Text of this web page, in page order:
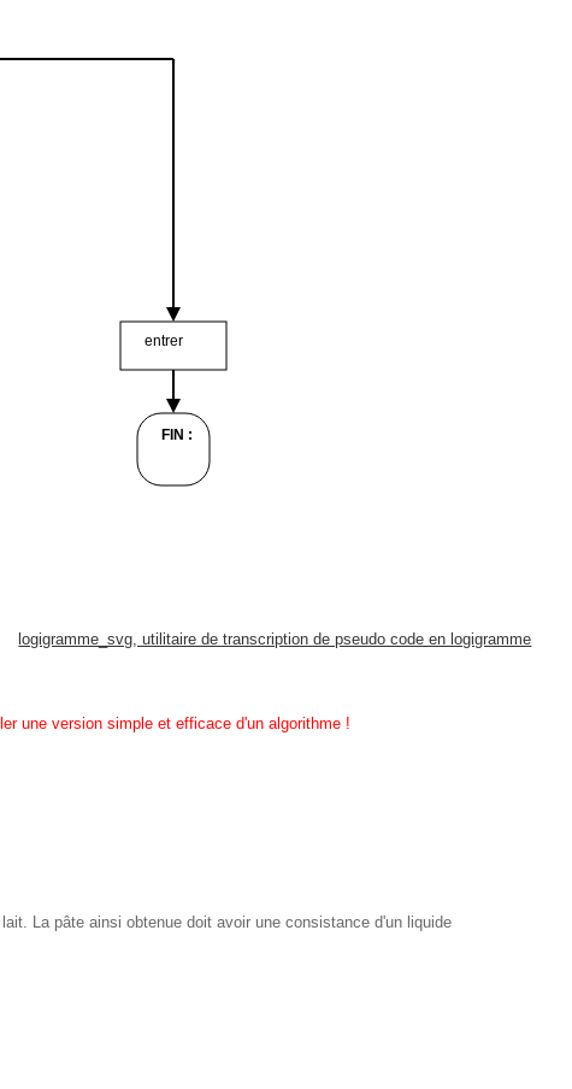
logigramme_svg, utilitaire de transcription de pseudo code en logigramme
une version simple et efficace d'un algorithme !
La pâte ainsi obtenue doit avoir une consistance d'un liquide